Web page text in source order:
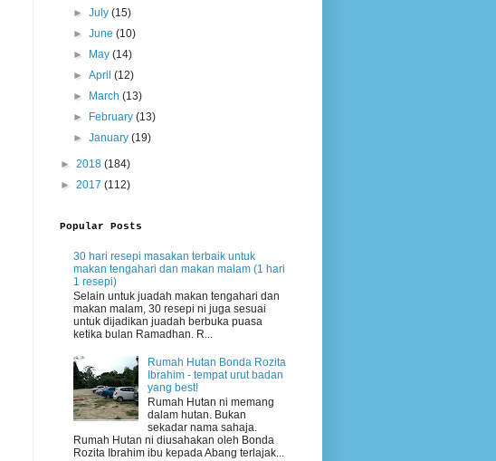
►July(15)
►June(10)
►
May(14)
►April(12)
►
March(13)
►
February(13)
►January(19)
► 2018 (184)
► 2017 (112)
Popular Posts
30 hari resepi masakan terbaik untuk
makan tengahari dan makan malam (1 hari
1 resepi)
Selain untuk juadah makan tengahari dan
makan malam, 30 resepi ni juga sesuai
untuk dijadikan juadah berbuka puasa
ketika bulan Ramadhan. R...
Rumah Hutan Bonda Rozita
Ibrahim - tempat urut badan
yang best!
Rumah Hutan ni memang
dalam hutan. Bukan
sekadar nama sahaja.
Rumah Hutan ni diusahakan oleh Bonda
Rozita Ibrahim ibu kepada Abang terlajak...